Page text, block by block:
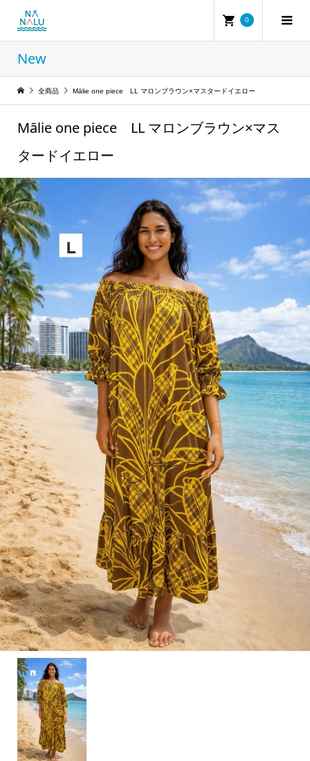
0
New
全商品 Mālie one piece LL マロンブラウン×マスタードイエロー
Mālie one piece LL マロンブラウン×マス
タードイエロー